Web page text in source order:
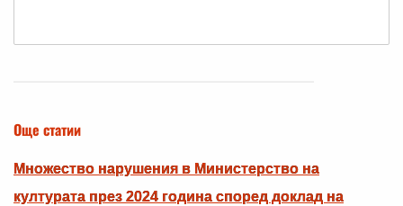
Още статии
Множество нарушения в Министерство на
културата през 2024 година според доклад на